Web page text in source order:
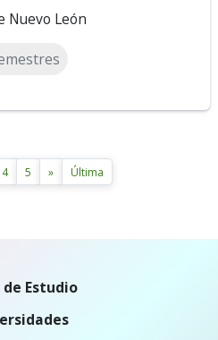
Nuevo León
4 5 » Última
Estudio